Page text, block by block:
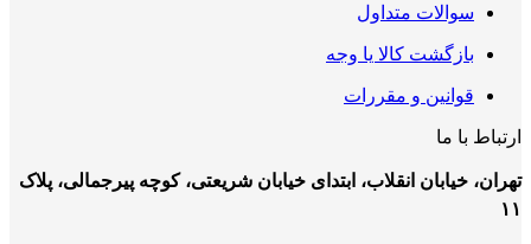
سوالات متداول
بازگشت کالا یا وجه
قوانین و مقررات
ارتباط با ما
تهران، خیابان انقلاب، ابتدای خیابان شریعتی، کوچه پیرجمالی، پلاک
۱۱